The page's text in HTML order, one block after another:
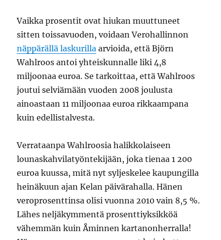
Vaikka prosentit ovat hiukan muuttuneet
sitten toissavuoden, voidaan Verohallinnon
näppärällä laskurilla arvioida, että Björn
Wahlroos antoi yhteiskunnalle liki 4,8
miljoonaa euroa. Se tarkoittaa, että Wahlroos
joutui selviämään vuoden 2008 joulusta
ainoastaan 11 miljoonaa euroa rikkaampana
kuin edellistalvesta.
Verrataanpa Wahlroosia halikkolaiseen
lounaskahvilatyöntekijään, joka tienaa 1 200
euroa kuussa, mitä nyt syljeskelee kaupungilla
heinäkuun ajan Kelan päivärahalla. Hänen
veroprosenttinsa olisi vuonna 2010 vain 8,5 %.
Lähes neljäkymmentä prosenttiyksikköä
vähemmän kuin Åminnen kartanonherralla!